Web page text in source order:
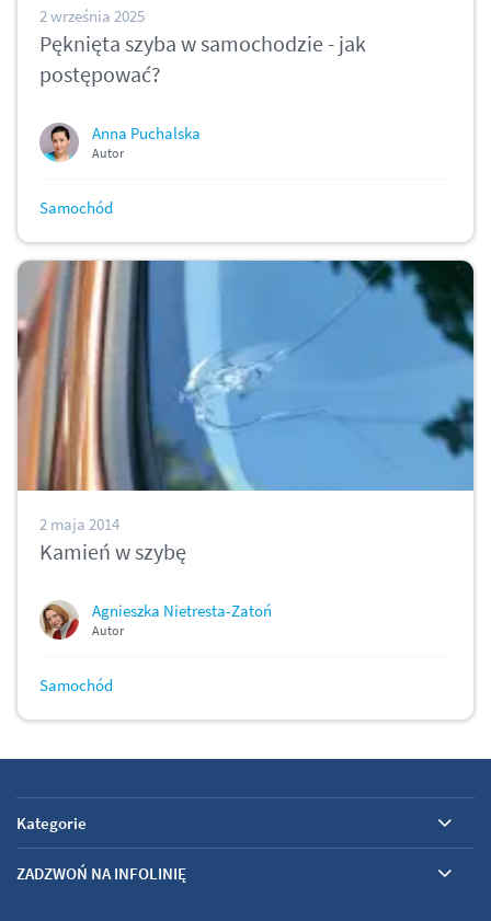
2 września 2025
Pęknięta szyba w samochodzie - jak
postępować?
Anna Puchalska
Autor
Samochód
2 maja 2014
Kamień w szybę
Agnieszka Nietresta-Zatoń
Autor
Samochód
Kategorie
ZADZWOŃ NA INFOLINIĘ